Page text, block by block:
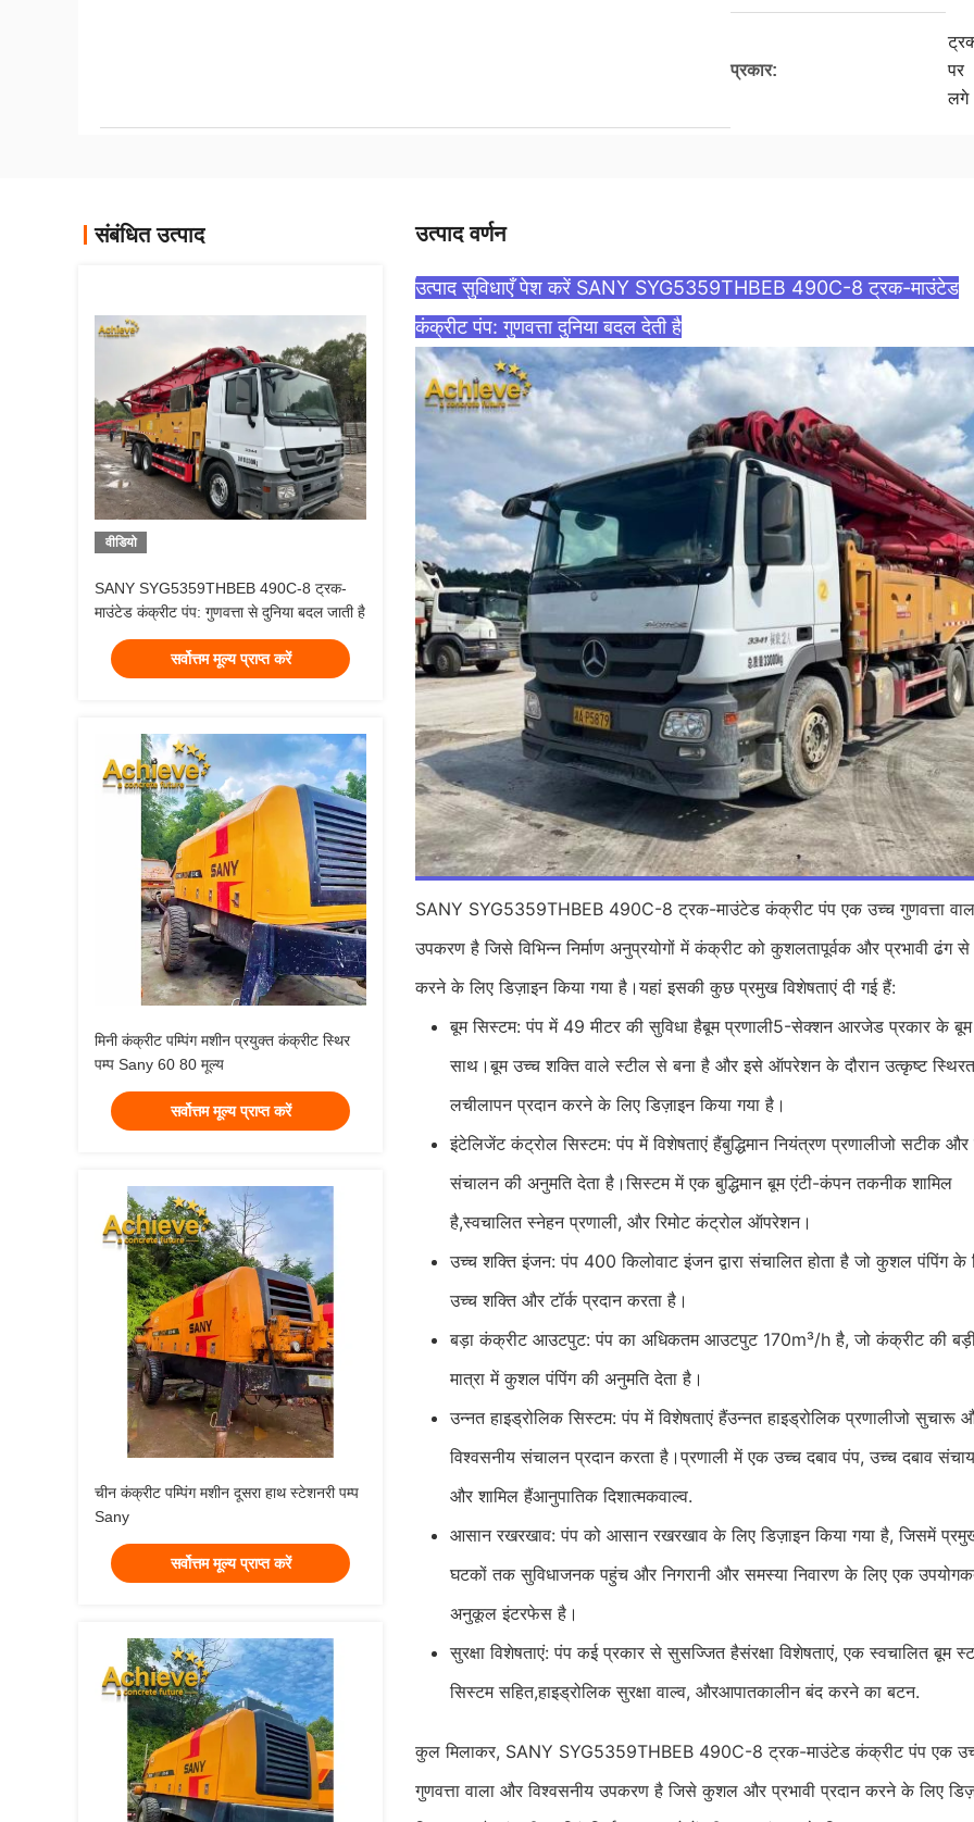
प्रकार:
पर
लगे
संबंधित उत्पाद
वीडियो
SANY SYG5359THBEB 490C-8 ट्रक-
माउंटेड कंक्रीट पंप: गुणवत्ता से दुनिया बदल जाती है
सर्वोत्तम मूल्य प्राप्त करें
मिनी कंक्रीट पम्पिंग मशीन प्रयुक्त कंक्रीट स्थिर
पम्प Sany 60 80 मूल्य
सर्वोत्तम मूल्य प्राप्त करें
चीन कंक्रीट पम्पिंग मशीन दूसरा हाथ स्टेशनरी पम्प
Sany
सर्वोत्तम मूल्य प्राप्त करें
उत्पाद वर्णन
उत्पाद सुविधाएँ पेश करें SANY SYG5359THBEB 490C-8 ट्रक-माउंटेड
कंक्रीट पंप: गुणवत्ता दुनिया बदल देती है
SANY SYG5359THBEB 490C-8 ट्रक-माउंटेड कंक्रीट पंप एक उच्च गुणवत्ता
उपकरण है जिसे विभिन्न निर्माण अनुप्रयोगों में कंक्रीट को कुशलतापूर्वक और प्रभावी ढंग
करने के लिए डिज़ाइन किया गया है।यहां इसकी कुछ प्रमुख विशेषताएं दी गई हैं:
बूम सिस्टम: पंप में 49 मीटर की सुविधा हैबूम प्रणाली5-सेक्शन आरजेड प्रकार के
साथ।बूम उच्च शक्ति वाले स्टील से बना है और इसे ऑपरेशन के दौरान उत्कृष्ट
लचीलापन प्रदान करने के लिए डिज़ाइन किया गया है।
इंटेलिजेंट कंट्रोल सिस्टम: पंप में विशेषताएं हैंबुद्धिमान नियंत्रण प्रणालीजो सटीक
संचालन की अनुमति देता है।सिस्टम में एक बुद्धिमान बूम एंटी-कंपन तकनीक शामिल
है,स्वचालित स्नेहन प्रणाली, और रिमोट कंट्रोल ऑपरेशन।
उच्च शक्ति इंजन: पंप 400 किलोवाट इंजन द्वारा संचालित होता है जो कुशल पंपिंग के
उच्च शक्ति और टॉर्क प्रदान करता है।
बड़ा कंक्रीट आउटपुट: पंप का अधिकतम आउटपुट 170m³/h है, जो कंक्रीट की
मात्रा में कुशल पंपिंग की अनुमति देता है।
उन्नत हाइड्रोलिक सिस्टम: पंप में विशेषताएं हैंउन्नत हाइड्रोलिक प्रणालीजो सुचारू
विश्वसनीय संचालन प्रदान करता है।प्रणाली में एक उच्च दबाव पंप, उच्च दबाव
और शामिल हैंआनुपातिक दिशात्मकवाल्व.
आसान रखरखाव: पंप को आसान रखरखाव के लिए डिज़ाइन किया गया है, जिसमें
घटकों तक सुविधाजनक पहुंच और निगरानी और समस्या निवारण के लिए एक
अनुकूल इंटरफेस है।
सुरक्षा विशेषताएं: पंप कई प्रकार से सुसज्जित हैसंरक्षा विशेषताएं, एक स्वचालित बूम
सिस्टम सहित,हाइड्रोलिक सुरक्षा वाल्व, औरआपातकालीन बंद करने का बटन.
कुल मिलाकर, SANY SYG5359THBEB 490C-8 ट्रक-माउंटेड कंक्रीट पंप एक
गुणवत्ता वाला और विश्वसनीय उपकरण है जिसे कुशल और प्रभावी प्रदान करने के लिए